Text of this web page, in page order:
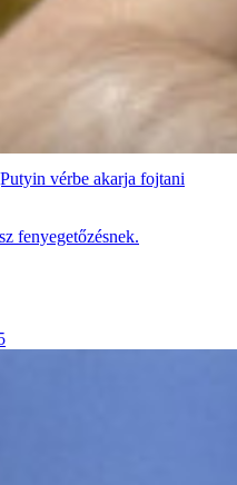
vérbe akarja fojtani
fenyegetőzésnek.